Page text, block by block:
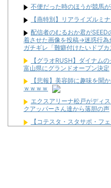
不便だった時のほうが競馬
【燕特別】リアライズルミ
配信者のむるおか君が
着させた画像を投稿→迷惑行
ガチギレ「難癖付けたいドブ
【グラオRUSH】ダイナム
富山県にグランドオープン決定
【悲報】美容師に趣味を聞
ｗｗｗｗ
エクスアリーナ松戸がディ
クアッパーさん達から落胆の声
【コテスタ・スタサポ・フ